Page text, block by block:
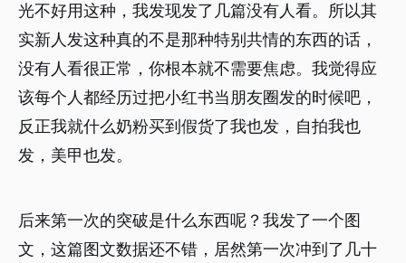
光不好用这种，我发现发了几篇没有人看。所以其
实新人发这种真的不是那种特别共情的东西的话，
没有人看很正常，你根本就不需要焦虑。我觉得应
该每个人都经历过把小红书当朋友圈发的时候吧，
反正我就什么奶粉买到假货了我也发，自拍我也
发，美甲也发。
后来第一次的突破是什么东西呢？我发了一个图
文，这篇图文数据还不错，居然第一次冲到了几十